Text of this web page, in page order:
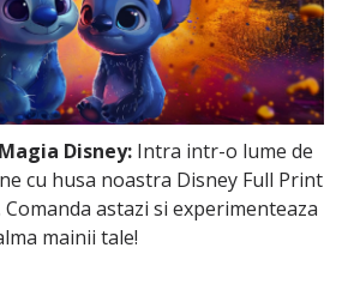
Disney: Intra intr-o lume de
cu husa noastra Disney Full Print
astazi si experimenteaza
mainii tale!